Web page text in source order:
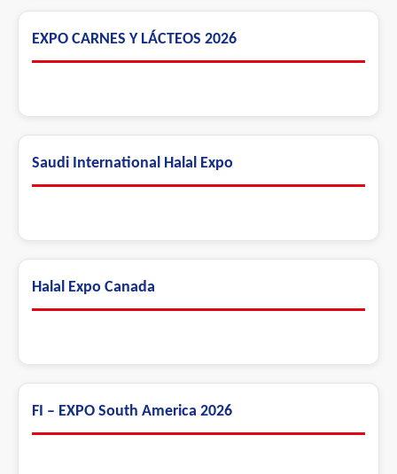
EXPO CARNES Y LÁCTEOS 2026
Saudi International Halal Expo
Halal Expo Canada
FI – EXPO South America 2026